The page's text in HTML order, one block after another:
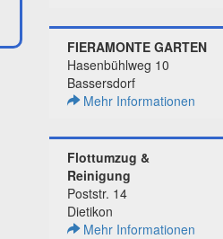
FIERAMONTE GARTEN
Hasenbühlweg 10
Bassersdorf
Mehr Informationen
Flottumzug &
Reinigung
Poststr. 14
Dietikon
Mehr Informationen